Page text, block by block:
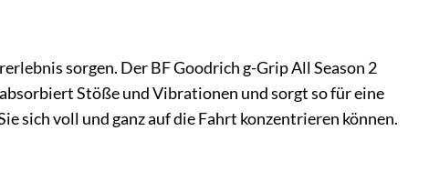
sorgen. Der BF Goodrich g-Grip All Season 2
Stöße und Vibrationen und sorgt so für eine
sich voll und ganz auf die Fahrt konzentrieren können.